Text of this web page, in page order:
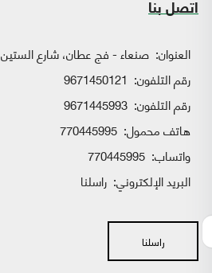
اتصل بنا
العنوان: صنعاء - فج عطان، شارع الستين
رقم التلفون: 9671450121
رقم التلفون: 9671445993
هاتف محمول: 770445995
واتساب:
البريد الإلكتروني: راسلنا
راسلنا